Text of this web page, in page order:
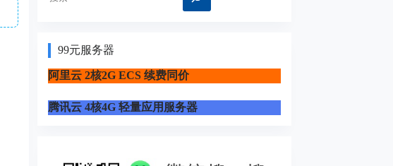
99元服务器
阿里云 2核2G ECS 续费同价
腾讯云 4核4G 轻量应用服务器